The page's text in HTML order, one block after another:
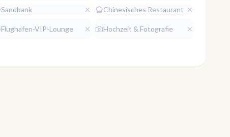
Sandbank
Chinesisches Restaurant
Flughafen-VIP-Lounge Hochzeit & Fotografie